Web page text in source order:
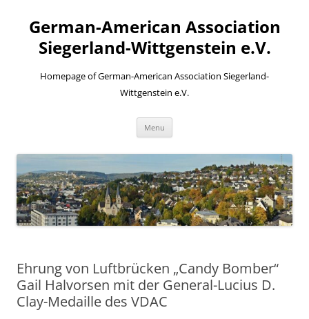
content
German-American Association
Siegerland-Wittgenstein e.V.
Homepage of German-American Association Siegerland-
Wittgenstein e.V.
Menu
Ehrung von Luftbrücken „Candy Bomber“
Gail Halvorsen mit der General-Lucius D.
Clay-Medaille des VDAC